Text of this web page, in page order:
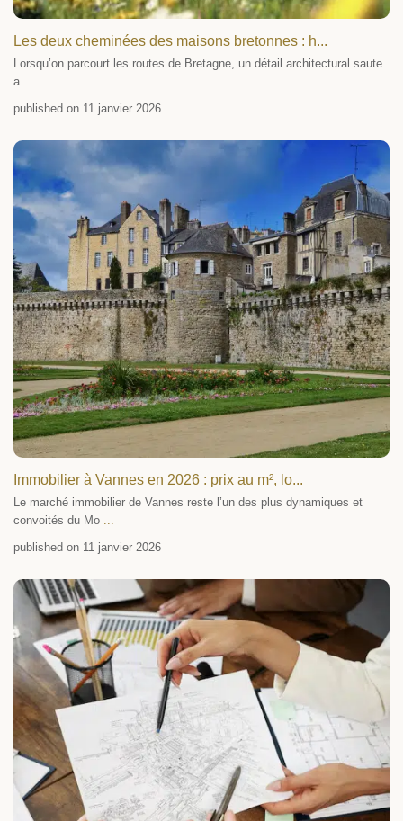
Les deux cheminées des maisons bretonnes : h...
Lorsqu’on parcourt les routes de Bretagne, un détail architectural saute
a ...
published on 11 janvier 2026
Immobilier à Vannes en 2026 : prix au m², lo...
Le marché immobilier de Vannes reste l’un des plus dynamiques et
convoités du Mo
published on 11 janvier 2026